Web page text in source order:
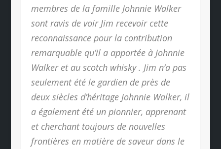
membres de la famille Johnnie Walker
sont ravis de voir Jim recevoir cette
reconnaissance pour la contribution
remarquable qu’il a apportée à Johnnie
Walker et au scotch whisky . Jim n’a pas
seulement été le gardien de près de
deux siècles d’héritage Johnnie Walker, il
a également été un pionnier, apprenant
et cherchant toujours de nouvelles
frontières en matière de saveur dans le